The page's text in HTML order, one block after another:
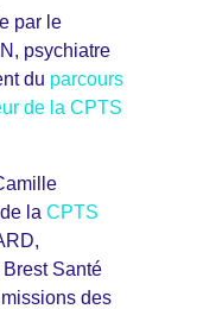
par le
psychiatre
du parcours
de la CPTS
la CPTS
Santé
des